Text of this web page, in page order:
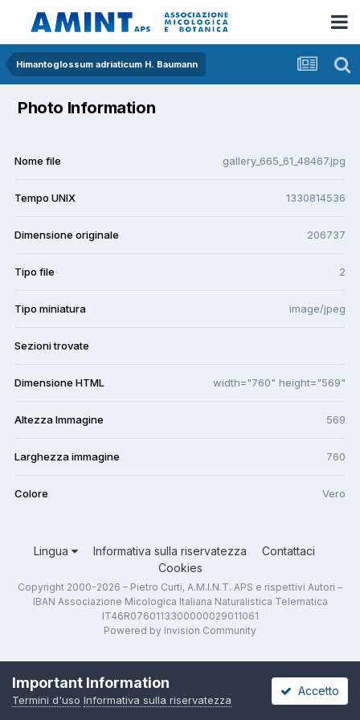
Himantoglossum adriaticum H. Baumann
Photo Information
Nome file gallery_665_61_48467.jpg
Tempo UNIX 1330814536
Dimensione originale 206737
Tipo file 2
Tipo miniatura image/jpeg
Sezioni trovate
Dimensione HTML width="760" height="569"
Altezza Immagine 569
Larghezza immagine 760
Colore Vero
Lingua Informativa sulla riservatezza
Contattaci
Cookies
Copyright 2000-2026 – Pietro Curti, A.M.I.N.T. APS e rispettivi Autori –
IBAN Associazione Micologica Italiana Naturalistica Telematica
IT46R0760113300000029011061
Powered by Invision Community
Important Information
Termini d'uso Informativa sulla riservatezza
Accetto